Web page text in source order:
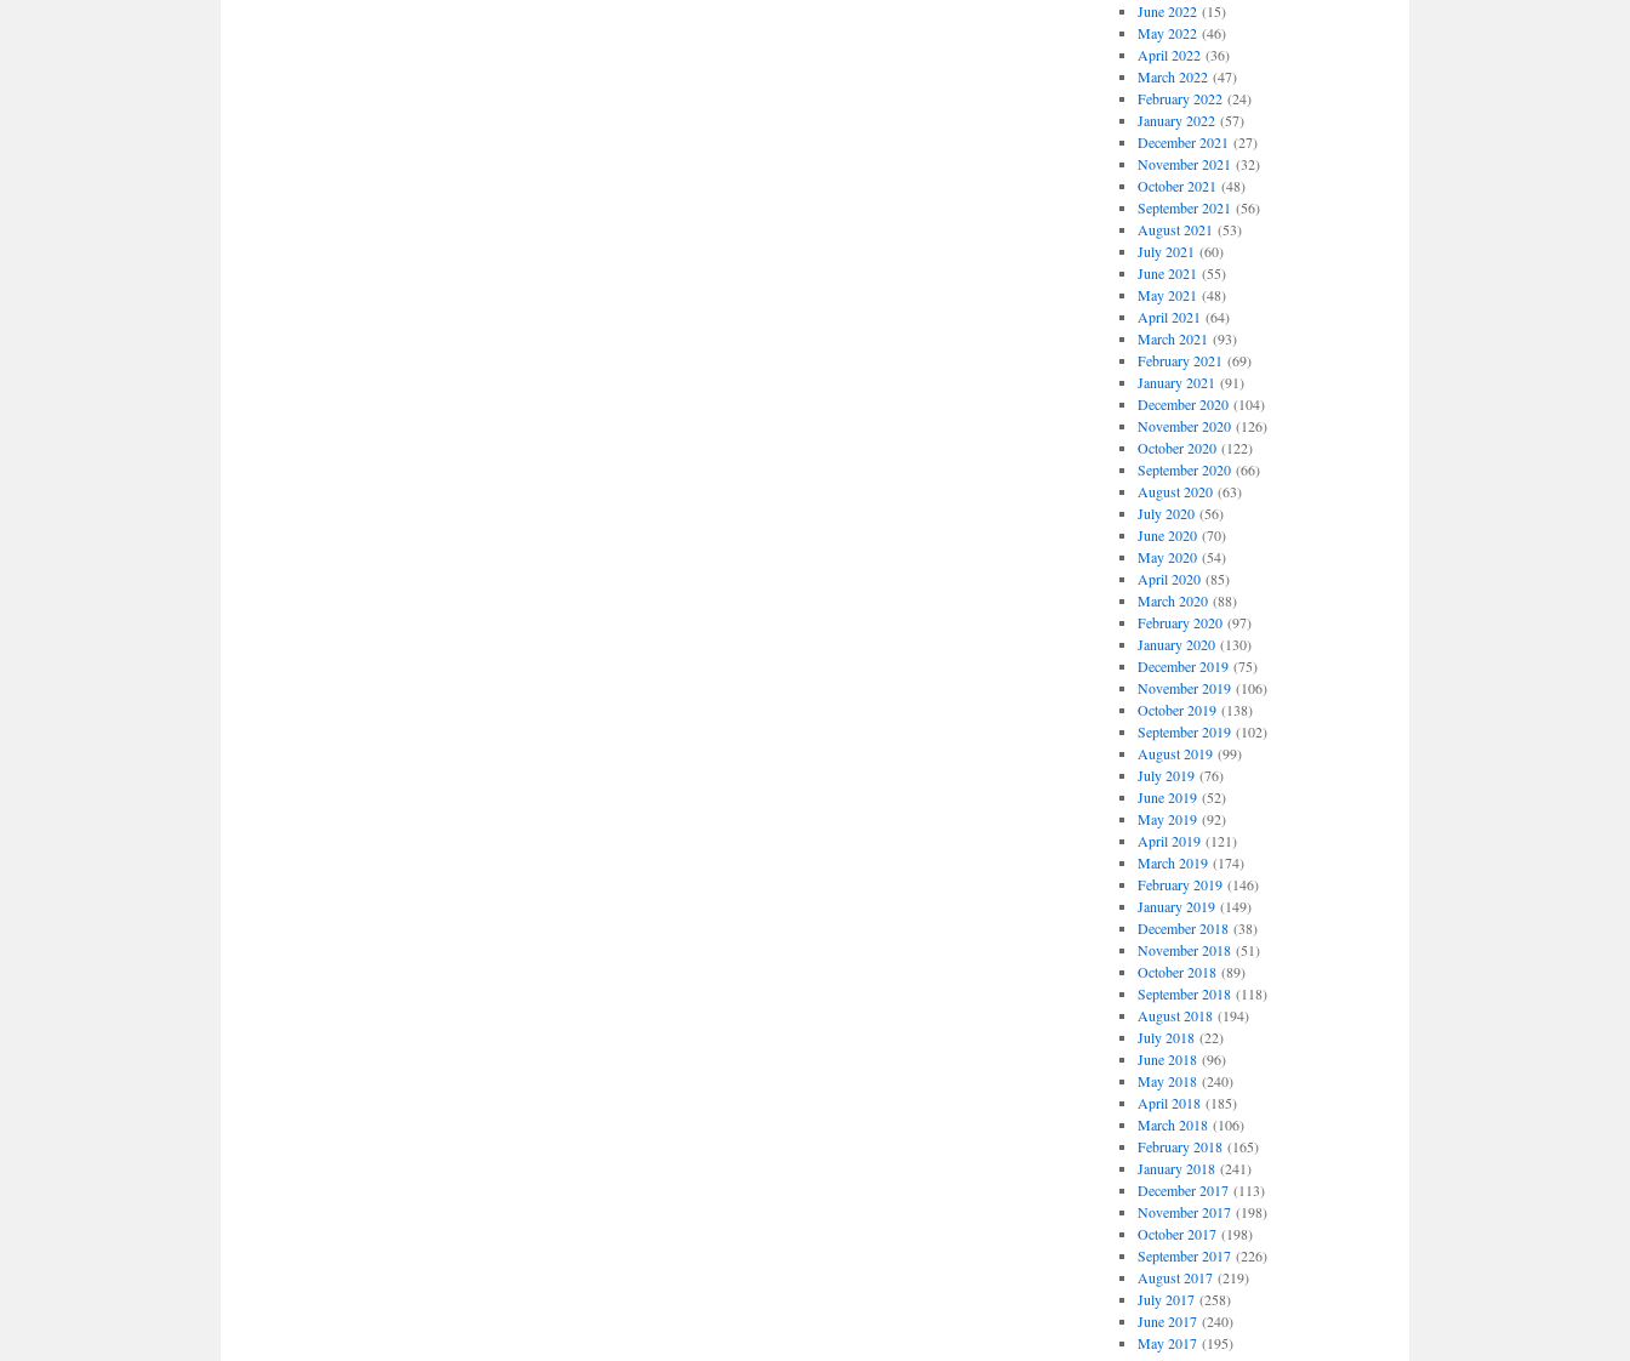
June 2022(15)
May 2022(46)
April 2022(36)
March 2022(47)
February 2022(24)
January 2022(57)
December 2021 (27)
November 2021 (32)
October 2021 (48)
September 2021 (56)
August 2021 (53)
July 2021 (60)
June 2021 (55)
May 2021 (48)
April 2021 (64)
March 2021 (93)
February 2021 (69)
January 2021 (91)
December 2020(104)
November 2020(126)
October 2020(122)
September 2020(66)
August 2020(63)
July 2020(56)
June 2020(70)
May 2020(54)
April 2020(85)
March 2020(88)
February 2020(97)
January 2020(130)
December 2019(75)
November 2019(106)
October 2019(138)
September 2019(102)
August 2019(99)
July 2019(76)
June 2019(52)
May 2019(92)
April 2019(121)
March 2019(174)
February 2019(146)
January 2019(149)
December 2018(38)
November 2018(51)
October 2018(89)
September 2018(118)
August 2018(194)
July 2018(22)
June 2018(96)
May 2018(240)
April 2018(185)
March 2018(106)
February 2018(165)
January 2018(241)
December 2017(113)
November 2017(198)
October 2017(198)
September 2017(226)
August 2017(219)
July 2017(258)
June 2017(240)
May 2017(195)